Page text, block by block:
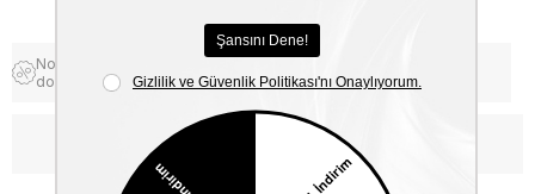
Notify me when the price goes
down
Free Shipping
WhatsApp’tan Bilgi Al